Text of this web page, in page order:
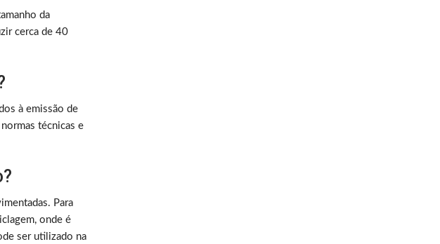
da
cerca de 40
à emissão de
técnicas e
Para
onde é
ser utilizado na